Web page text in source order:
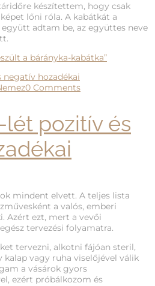
készítettem, hogy csak
lőni róla. A kabátkát a
adtam be, az együttes neve
a bárányka-kabátka”
0 Comments
pozitív és
mindent elvett. A teljes lista
a valós, emberi
Azért ezt, mert a vevői
tervezési folyamatra.
tervezni, alkotni fájóan steril,
kalap vagy ruha viselőjével válik
a vásárok gyors
ezért próbálkozom és